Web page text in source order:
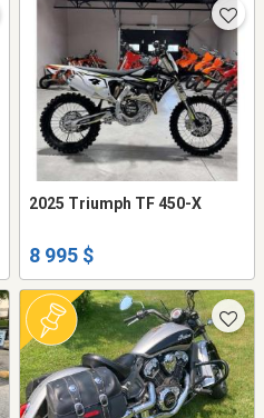
2025 Triumph TF 450-X
8 995 $